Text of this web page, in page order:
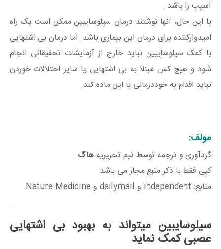
آسیب زا باشد .
با این حال، آنها نوشتند درمان سیلوسایبین ممکن است یک راه
امیدوارکننده برای درمان این بیماری باشد. اما درمان بی اشتهایی
با کمک سیلوسایبین نباید خارج از آزمایشات تحقیقاتی انجام
شود و هیچ کس مبتلا به بی اشتهایی یا سایر اختلالات خوردن
نباید اقدام به خوددرمانی با این ماده کند.
مولف:
گردآوری و ترجمه توسط تیم تحریریه هاگ
کپی فقط با ذکر منبع مجاز می باشد
منابع: independent و dailymail و Nature Medicine
سیلوسایبین میتواند به بهبود بی اشتهایی
عصبی کمک نماید